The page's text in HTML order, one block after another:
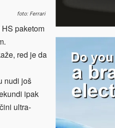
foto: Ferrari
paketom
red je da
nudi još
ipak
ultra-